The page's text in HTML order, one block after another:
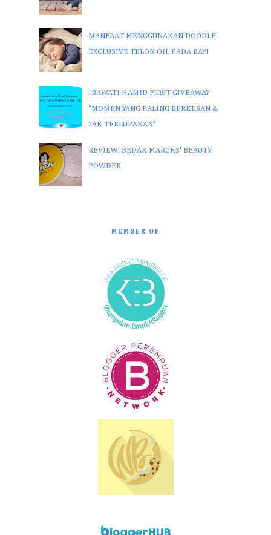
MANFAAT MENGGUNAKAN DOODLE
EXCLUSIVE TELON OIL PADA BAYI
IRAWATI HAMID FIRST GIVEAWAY
“MOMEN YANG PALING BERKESAN &
TAK TERLUPAKAN”
REVIEW; BEDAK MARCKS' BEAUTY
POWDER
MEMBER OF